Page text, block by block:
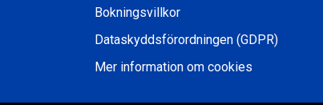
Bokningsvillkor
Dataskyddsförordningen (GDPR)
Mer information om cookies